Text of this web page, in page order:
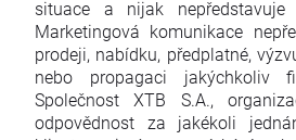
situace a nijak nepředstavuje
Marketingová komunikace
prodeji, nabídku, předplatné,
nebo propagaci jakýchkoliv
Společnost XTB S.A.,
odpovědnost za jakékoli